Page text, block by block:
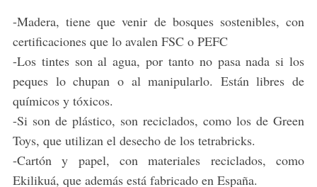
-Madera, tiene que venir de bosques sostenibles, con
certificaciones que lo avalen FSC o PEFC
-Los tintes son al agua, por tanto no pasa nada si los
peques lo chupan o al manipularlo. Están libres de
químicos y tóxicos.
-Si son de plástico, son reciclados, como los de Green
Toys, que utilizan el desecho de los tetrabricks.
-Cartón y papel, con materiales reciclados, como
Ekilikuá, que además está fabricado en España.